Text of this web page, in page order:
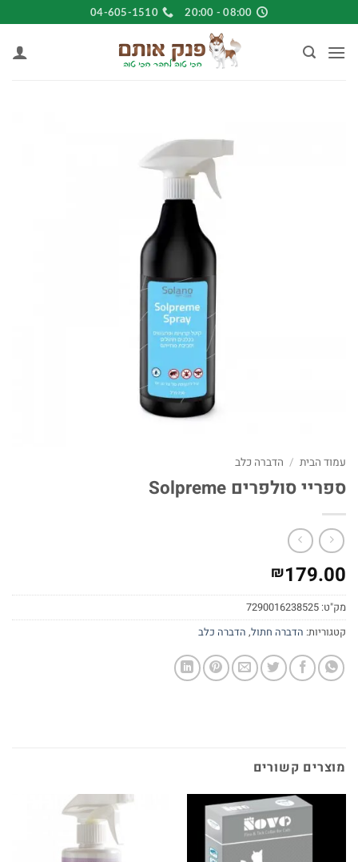
to
content
08:00 - 20:00
04-605-1510
עמוד הבית / הדברה כלב
ספריי סולפרים Solpreme
₪179.00
מק"ט: 7290016238525
קטגוריות: הדברה חתול, הדברה כלב
מוצרים קשורים